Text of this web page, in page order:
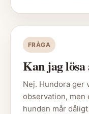
FRÅGA
Kan jag
Nej. Hundora ger
observation, men
hunden mår